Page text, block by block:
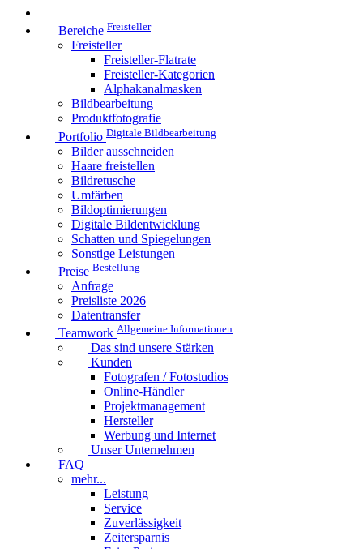
Bereiche Freisteller
Freisteller
Freisteller-Flatrate
Freisteller-Kategorien
Alphakanalmasken
Bildbearbeitung
Produktfotografie
Portfolio Digitale Bildbearbeitung
Bilder ausschneiden
Haare freistellen
Bildretusche
Umfärben
Bildoptimierungen
Digitale Bildentwicklung
Schatten und Spiegelungen
Sonstige Leistungen
Preise Bestellung
Anfrage
Preisliste 2026
Datentransfer
Teamwork Allgemeine Informationen
Das sind unsere Stärken
Kunden
Fotografen / Fotostudios
Online-Händler
Projektmanagement
Hersteller
Werbung und Internet
Unser Unternehmen
FAQ
mehr...
Leistung
Service
Zuverlässigkeit
Zeitersparnis